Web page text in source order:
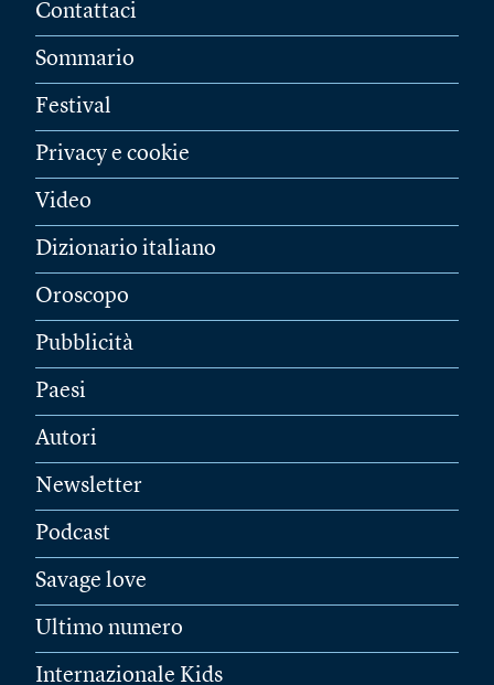
Contattaci
Sommario
Festival
Privacy e cookie
Video
Dizionario italiano
Oroscopo
Pubblicità
Paesi
Autori
Newsletter
Podcast
Savage love
Ultimo numero
Internazionale Kids